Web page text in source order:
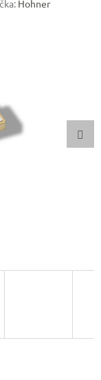
Hohner